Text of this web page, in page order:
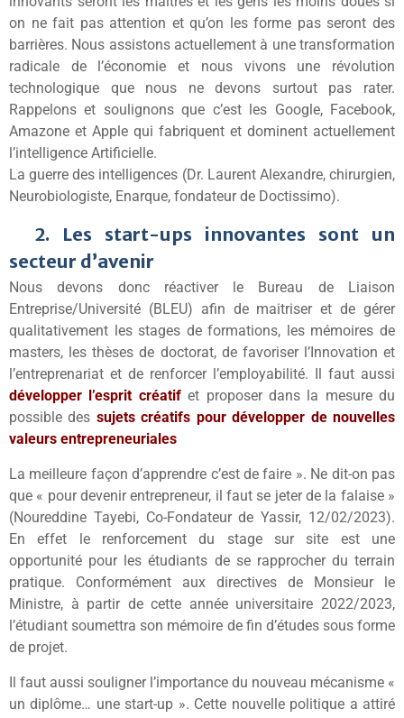
on ne fait pas attention et qu’on les forme pas seront des
barrières. Nous assistons actuellement à une transformation
radicale de l’économie et nous vivons une révolution
technologique que nous ne devons surtout pas rater.
Rappelons et soulignons que c’est les Google, Facebook,
Amazone et Apple qui fabriquent et dominent actuellement
l’intelligence Artificielle.
La guerre des intelligences (Dr. Laurent Alexandre, chirurgien,
Neurobiologiste, Enarque, fondateur de Doctissimo).
2. Les start-ups innovantes sont un
secteur d’avenir
Nous devons donc réactiver le Bureau de Liaison
Entreprise/Université (BLEU) afin de maitriser et de gérer
qualitativement les stages de formations, les mémoires de
masters, les thèses de doctorat, de favoriser l’Innovation et
l’entreprenariat et de renforcer l’employabilité. Il faut aussi
développer l’esprit créatifet proposer dans la mesure du
possible des sujets créatifs pour développer de nouvelles
valeurs entrepreneuriales
La meilleure façon d’apprendre c’est de faire ». Ne dit-on pas
que « pour devenir entrepreneur, il faut se jeter de la falaise »
(Noureddine Tayebi, Co-Fondateur de Yassir, 12/02/2023).
En effet le renforcement du stage sur site est une
opportunité pour les étudiants de se rapprocher du terrain
pratique. Conformément aux directives de Monsieur le
Ministre, à partir de cette année universitaire 2022/2023,
l’étudiant soumettra son mémoire de fin d’études sous forme
de projet.
Il faut aussi souligner l’importance du nouveau mécanisme «
un diplôme… une start-up ». Cette nouvelle politique a attiré